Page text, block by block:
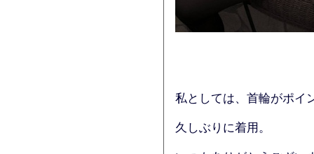
私としては、首輪がポイ
久しぶりに着用。